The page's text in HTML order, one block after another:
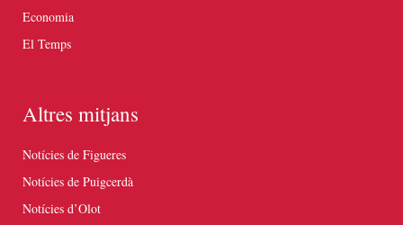
Economia
El Temps
Altres mitjans
Notícies de Figueres
Notícies de Puigcerdà
Notícies d’Olot